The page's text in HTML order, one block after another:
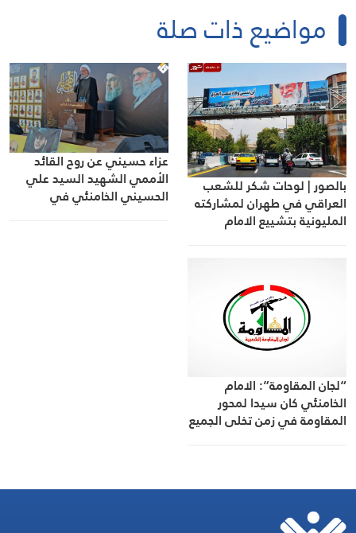
مواضيع ذات صلة
بالصور | لوحات شكر للشعب
العراقي في طهران لمشاركته
المليونية بتشييع الامام
عزاء حسيني عن روح القائد
الأممي الشهيد السيد علي
الحسيني الخامنئي في
“لجان المقاومة”: الامام
الخامنئي كان سيدا لمحور
المقاومة في زمن تخلى الجميع